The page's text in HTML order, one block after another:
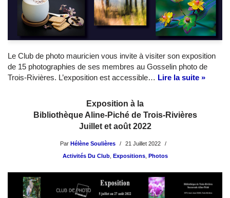
Le Club de photo mauricien vous invite à visiter son exposition
de 15 photographies de ses membres au Gosselin photo de
Trois-Rivières. L’exposition est accessible… Lire la suite »
Exposition à la
Bibliothèque Aline-Piché de Trois-Rivières
Juillet et août 2022
Par Hélène Soulières
21 Juillet 2022
Activités Du Club, Expositions, Photos